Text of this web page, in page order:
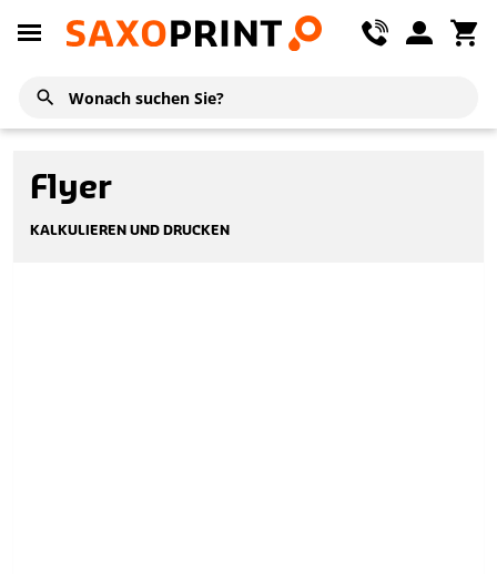
Flyer
KALKULIEREN UND DRUCKEN